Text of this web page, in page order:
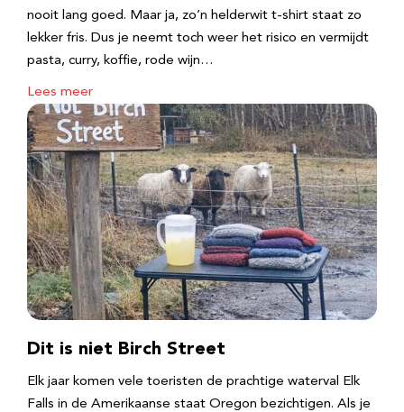
nooit lang goed. Maar ja, zo’n helderwit t-shirt staat zo
lekker fris. Dus je neemt toch weer het risico en vermijdt
pasta, curry, koffie, rode wijn…
Lees meer
Dit is niet Birch Street
Elk jaar komen vele toeristen de prachtige waterval Elk
Falls in de Amerikaanse staat Oregon bezichtigen. Als je